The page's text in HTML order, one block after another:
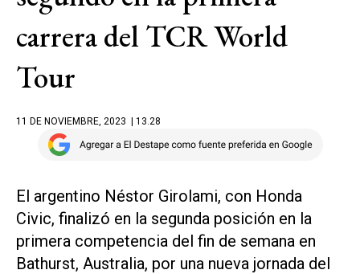
carrera del TCR World
Tour
11 DE NOVIEMBRE, 2023 | 13.28
El argentino Néstor Girolami, con Honda
Civic, finalizó en la segunda posición en la
primera competencia del fin de semana en
Bathurst, Australia, por una nueva jornada del